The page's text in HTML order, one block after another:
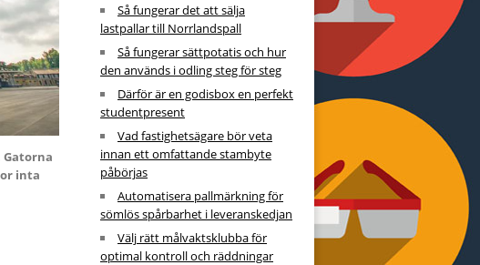
inta
Så fungerar det att sälja
lastpallar till Norrlandspall
Så fungerar sättpotatis och hur
den används i odling steg för steg
Därför är en godisbox en perfekt
studentpresent
Vad fastighetsägare bör veta
innan ett omfattande stambyte
påbörjas
Automatisera pallmärkning för
sömlös spårbarhet i leveranskedjan
Välj rätt målvaktsklubba för
optimal kontroll och räddningar